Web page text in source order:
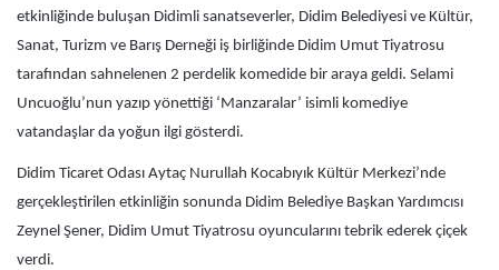
etkinliğinde buluşan Didimli sanatseverler, Didim Belediyesi ve Kültür,
Sanat, Turizm ve Barış Derneği iş birliğinde Didim Umut Tiyatrosu
tarafından sahnelenen 2 perdelik komedide bir araya geldi. Selami
Uncuoğlu’nun yazıp yönettiği ‘Manzaralar’ isimli komediye
vatandaşlar da yoğun ilgi gösterdi.
Didim Ticaret Odası Aytaç Nurullah Kocabıyık Kültür Merkezi’nde
gerçekleştirilen etkinliğin sonunda Didim Belediye Başkan Yardımcısı
Zeynel Şener, Didim Umut Tiyatrosu oyuncularını tebrik ederek çiçek
verdi.